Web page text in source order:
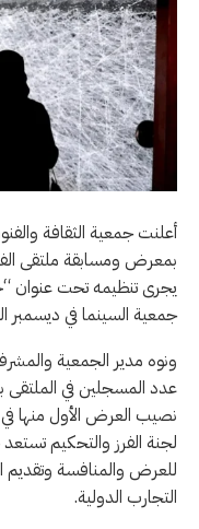
أعلنت جمعية الثقافة
بمعرض ومسابقة ملتقى
يجرى تنظيمه تحت عنوان
جمعية السينما في ديسمبر
ونوه مدير الجمعية
لجنة الفرز والتحكيم
للعرض والمنافسة وتقديم
التجارب الدولية.